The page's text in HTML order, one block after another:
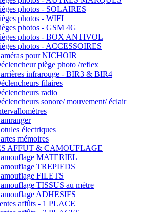
photos - SOLAIRES
photos - WIFI
photos - GSM 4G
photos - BOX ANTIVOL
photos - ACCESSOIRES
pour NICHOIR
piège photo /reflex
infrarouge - BIR3 & BIR4
filaires
radio
sonore/ mouvement/ éclair
électriques
mémoires
AFFUT & CAMOUFLAGE
MATERIEL
TREPIEDS
FILETS
TISSUS au mètre
ADHESIFS
affûts - 1 PLACE